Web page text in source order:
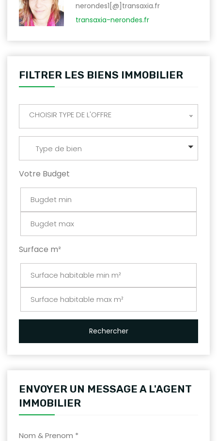
nerondes1[@]transaxia.fr
transaxia-nerondes.fr
FILTRER LES BIENS IMMOBILIER
CHOISIR TYPE DE L'OFFRE
Type de bien
Votre Budget
Surface m²
Rechercher
ENVOYER UN MESSAGE A L'AGENT
IMMOBILIER
Nom & Prenom *